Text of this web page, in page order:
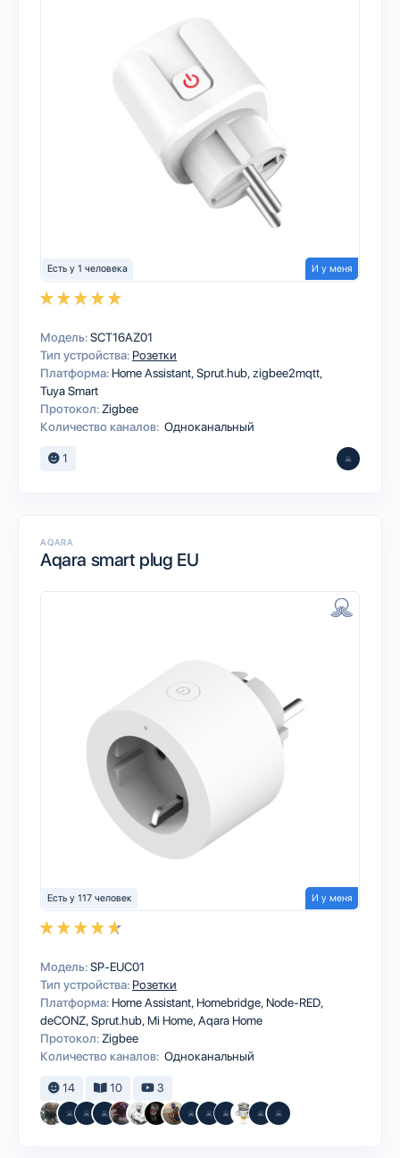
Есть у 1 человека И у меня
Модель:SCT16AZ01
Тип устройства: Розетки
Платформа: Home AssistantSprut.hubzigbee2mqtt
Tuya Smart
Протокол: Zigbee
Количество каналов: Одноканальный
1
AQARA
Aqara smart plug EU
Есть у 117 человек И у меня
Модель:SP-EUC01
Тип устройства: Розетки
Платформа: Home Assistant Homebridge Node-RED
deCONZSprut.hub Mi HomeAqara Home
Протокол: Zigbee
Количество каналов: Одноканальный
14 10 3